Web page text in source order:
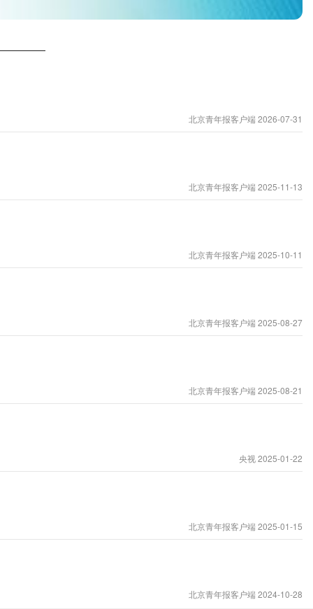
北京青年报客户端 2026-07-31
北京青年报客户端 2025-11-13
北京青年报客户端 2025-10-11
北京青年报客户端 2025-08-27
北京青年报客户端 2025-08-21
央视 2025-01-22
北京青年报客户端 2025-01-15
北京青年报客户端 2024-10-28